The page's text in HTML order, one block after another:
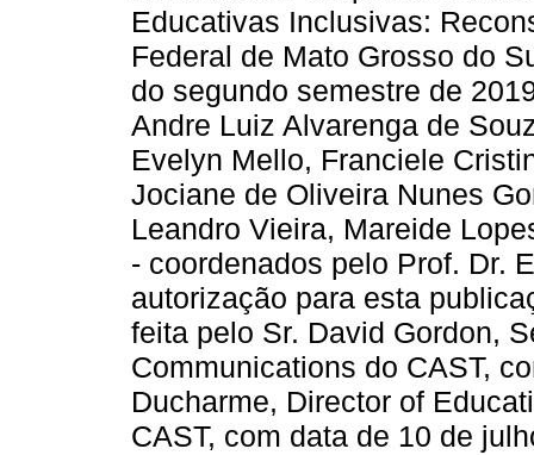
Educativas Inclusivas:
Federal de Mato Grosso do
do segundo semestre de
Andre Luiz Alvarenga de
Evelyn Mello, Franciele
Jociane de Oliveira Nunes
Leandro Vieira, Mareide
- coordenados pelo Prof. Dr.
autorização para esta
feita pelo Sr. David Gordon,
Communications do CAST,
Ducharme, Director of
CAST, com data de 10 de